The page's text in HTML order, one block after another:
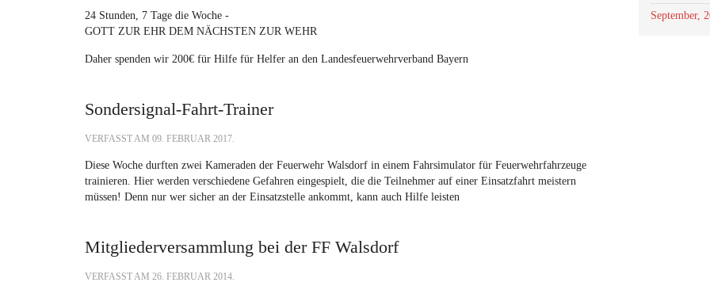
24 Stunden, 7 Tage die Woche -
GOTT ZUR EHR DEM NÄCHSTEN ZUR WEHR
Daher spenden wir 200€ für Hilfe für Helfer an den Landesfeuerwehrverband Bayern
Sondersignal-Fahrt-Trainer
VERFASST AM 09. FEBRUAR 2017.
Diese Woche durften zwei Kameraden der Feuerwehr Walsdorf in einem Fahrsimulator für Feuerwehrfahrzeuge
trainieren. Hier werden verschiedene Gefahren eingespielt, die die Teilnehmer auf einer Einsatzfahrt meistern
müssen! Denn nur wer sicher an der Einsatzstelle ankommt, kann auch Hilfe leisten
Mitgliederversammlung bei der FF Walsdorf
VERFASST AM 26. FEBRUAR 2014.
September,